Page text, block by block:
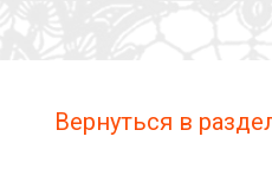
Вернуться в